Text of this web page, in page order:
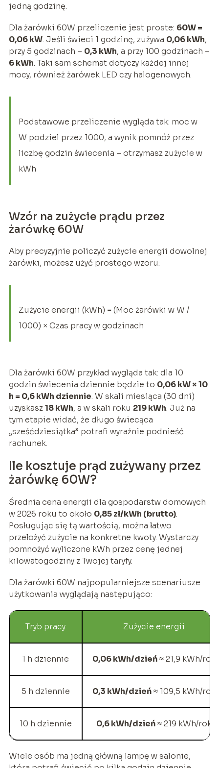
jedną godzinę.
Dla żarówki 60W przeliczenie jest proste: 60W =
0,06 kW. Jeśli świeci 1 godzinę, zużywa 0,06 kWh,
przy 5 godzinach – 0,3 kWh, a przy 100 godzinach –
6 kWh. Taki sam schemat dotyczy każdej innej
mocy, również żarówek LED czy halogenowych.
Podstawowe przeliczenie wygląda tak: moc w
W podziel przez 1000, a wynik pomnóż przez
liczbę godzin świecenia – otrzymasz zużycie w
kWh
Wzór na zużycie prądu przez
żarówkę 60W
Aby precyzyjnie policzyć zużycie energii dowolnej
żarówki, możesz użyć prostego wzoru:
Zużycie energii (kWh) = (Moc żarówki w W /
1000) × Czas pracy w godzinach
Dla żarówki 60W przykład wygląda tak: dla 10
godzin świecenia dziennie będzie to 0,06 kW × 10
h = 0,6 kWh dziennie. W skali miesiąca (30 dni)
uzyskasz18 kWh, a w skali roku 219 kWh. Już na
tym etapie widać, że długo świecąca
„sześćdziesiątka” potrafi wyraźnie podnieść
rachunek.
Ile kosztuje prąd zużywany przez
żarówkę 60W?
Średnia cena energii dla gospodarstw domowych
w 2026 roku to około 0,85 zł/kWh (brutto).
Posługując się tą wartością, można łatwo
przełożyć zużycie na konkretne kwoty. Wystarczy
pomnożyć wyliczone kWh przez cenę jednej
kilowatogodziny z Twojej taryfy.
Dla żarówki 60W najpopularniejsze scenariusze
użytkowania wyglądają następująco:
Tryb pracy Zużycie energii
1 h dziennie 0,06 kWh/dzień≈ 21,9 kWh/rok
5 h dziennie 0,3 kWh/dzień≈ 109,5 kWh/rok
10 h dziennie 0,6 kWh/dzień≈ 219 kWh/rok
Wiele osób ma jedną główną lampę w salonie,